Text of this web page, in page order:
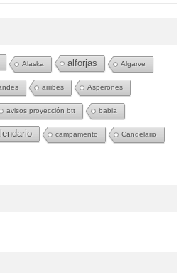
Alaska alforjas Algarve
arribes Asperones
avisos proyección btt babia
campamento Candelario